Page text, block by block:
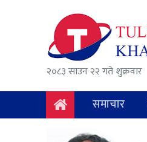
२०८३ साउन २२ गते शुक्रवार
समाचार
राजनीति